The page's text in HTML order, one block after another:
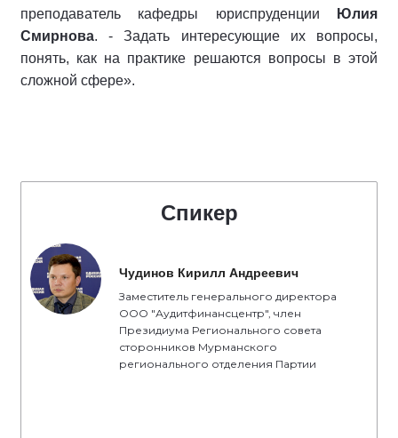
преподаватель кафедры юриспруденции
Юлия
Смирнова. - Задать интересующие их вопросы,
понять, как на практике решаются вопросы в этой
сложной сфере».
Спикер
Чудинов Кирилл Андреевич
Заместитель генерального директора
ООО "Аудитфинансцентр", член
Президиума Регионального совета
сторонников Мурманского
регионального отделения Партии